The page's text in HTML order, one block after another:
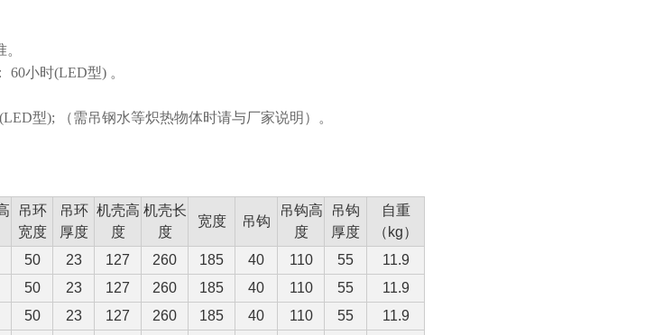
60小时(LED型) 。
型); （需吊钢水等炽热物体时请与厂家说明）。
吊环
宽度
吊环
厚度
机壳高
度
机壳长
度
宽度 吊钩
吊钩高
度
吊钩
厚度
自重
（kg）
50 23 127 260 185 40 110 55
11.9
50 23 127 260 185 40 110 55
11.9
50 23 127 260 185 40 110 55
11.9